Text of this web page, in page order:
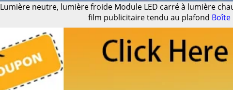
Lumière neutre, lumière froide Module LED carré à lumière
film publicitaire tendu au plafond Boîte